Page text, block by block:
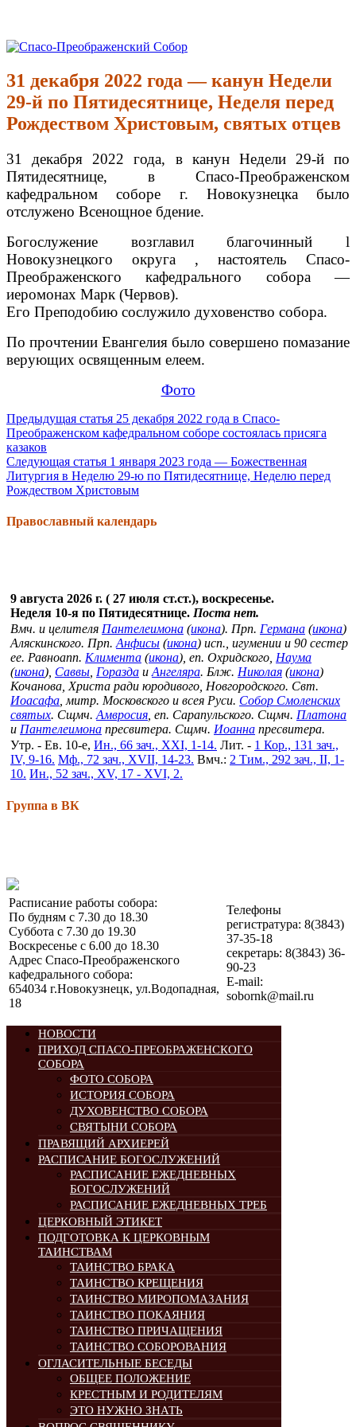
Перейти
содержимому
Спасо-Преображенский Собор
Спасо-Преображенский кафедральный Собор Новокузнецк
31 декабря 2022 года — канун Недели
29-й по Пятидесятнице, Неделя перед
Рождеством Христовым, святых отцев
31 декабря 2022 года, в канун Недели 29-й по
Пятидесятнице, в Спасо-Преображенском
кафедральном соборе г. Новокузнецка было
отслужено Всенощное бдение.
Богослужение возглавил благочинный l
Новокузнецкого округа , настоятель Спасо-
Преображенского кафедрального собора —
иеромонах Марк (Червов).
Его Преподобию сослужило духовенство собора.
По прочтении Евангелия было совершено помазание
верующих освященным елеем.
Фото
Продолжить
чтение
Предыдущая статья 25 декабря 2022 года в Спасо-
Преображенском кафедральном соборе состоялась присяга
казаков
Следующая статья 1 января 2023 года — Божественная
Литургия в Неделю 29-ю по Пятидесятнице, Неделю перед
Рождеством Христовым
Православный календарь
9 августа 2026 г. ( 27 июля ст.ст.), воскресенье.
Неделя 10-я по Пятидесятнице. Поста нет.
Вмч. и целителя Пантелеимона (икона). Прп. Германа (икона)
Аляскинского. Прп. Анфисы (икона) исп., игумении и 90 сестер
ее. Равноапп. Климента (икона), еп. Охридского, Наума
(икона), Саввы Горазда и Ангеляра. Блж. Николая (икона)
Кочанова, Христа ради юродивого, Новгородского. Свт.
Иоасафа , митр. Московского и всея Руси. Собор Смоленских
святых. Сщмч. Амвросия , еп. Сарапульского. Сщмч. Платона
и Пантелеимона пресвитера. Сщмч. Иоанна пресвитера.
Утр. - Ев. 10-е, Ин., 66 зач., XXI, 1-14. Лит. - 1 Кор., 131 зач.,
IV, 9-16. Мф., 72 зач., XVII, 14-23. Вмч.: 2 Тим., 292 зач., II, 1-
10. Ин., 52 зач., XV, 17 - XVI, 2.
Группа в ВК
Расписание работы собора:
По будням с 7.30 до 18.30
Суббота с 7.30 до 19.30
Воскресенье с 6.00 до 18.30
Адрес Спасо-Преображенского
кафедрального собора:
654034 г.Новокузнецк, ул.Водопадная,
18
Телефоны
регистратура: 8(3843)
37-35-18
секретарь: 8(3843) 36-
90-23
E-mail:
sobornk@mail.ru
НОВОСТИ
ПРИХОД СПАСО-ПРЕОБРАЖЕНСКОГО
СОБОРА
ФОТО СОБОРА
ИСТОРИЯ СОБОРА
ДУХОВЕНСТВО СОБОРА
СВЯТЫНИ СОБОРА
ПРАВЯЩИЙ АРХИЕРЕЙ
РАСПИСАНИЕ БОГОСЛУЖЕНИЙ
РАСПИСАНИЕ ЕЖЕДНЕВНЫХ
БОГОСЛУЖЕНИЙ
РАСПИСАНИЕ ЕЖЕДНЕВНЫХ ТРЕБ
ЦЕРКОВНЫЙ ЭТИКЕТ
ПОДГОТОВКА К ЦЕРКОВНЫМ
ТАИНСТВАМ
ТАИНСТВО БРАКА
ТАИНСТВО КРЕЩЕНИЯ
ТАИНСТВО МИРОПОМАЗАНИЯ
ТАИНСТВО ПОКАЯНИЯ
ТАИНСТВО ПРИЧАЩЕНИЯ
ТАИНСТВО СОБОРОВАНИЯ
ОГЛАСИТЕЛЬНЫЕ БЕСЕДЫ
ОБЩЕЕ ПОЛОЖЕНИЕ
КРЕСТНЫМ И РОДИТЕЛЯМ
ЭТО НУЖНО ЗНАТЬ